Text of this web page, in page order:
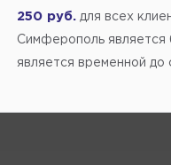
250 руб. для всех
Симферополь является
является временной до